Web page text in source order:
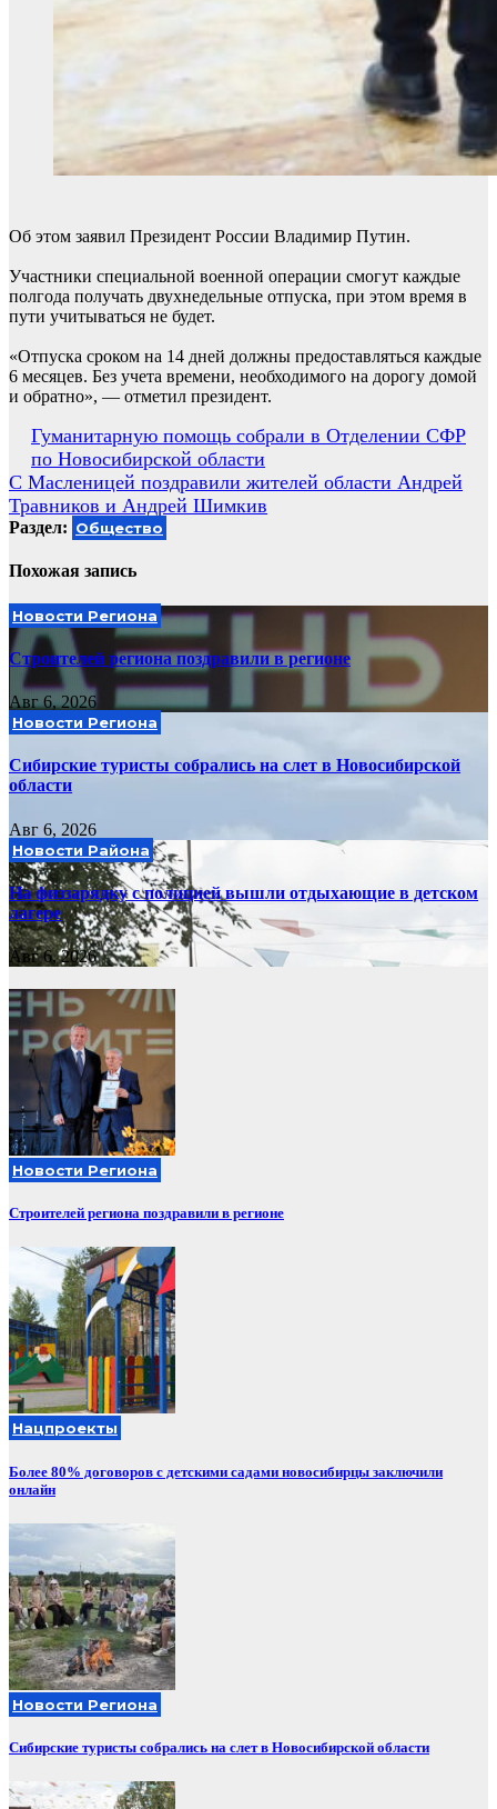
Об этом заявил Президент России Владимир Путин.
Участники специальной военной операции смогут каждые
полгода получать двухнедельные отпуска, при этом время в
пути учитываться не будет.
«Отпуска сроком на 14 дней должны предоставляться каждые
6 месяцев. Без учета времени, необходимого на дорогу домой
и обратно», — отметил президент.
Навигация
по
записям
Гуманитарную помощь собрали в Отделении СФР
по Новосибирской области
С Масленицей поздравили жителей области Андрей
Травников и Андрей Шимкив
Раздел: Общество
Похожая запись
Новости Региона
Строителей региона поздравили в регионе
Авг 6, 2026
Новости Региона
Сибирские туристы собрались на слет в Новосибирской
области
Авг 6, 2026
Новости Района
На физзарядку с полицией вышли отдыхающие в детском
лагере
Авг 6, 2026
Новости Региона
Строителей региона поздравили в регионе
Нацпроекты
Более 80% договоров с детскими садами новосибирцы заключили
онлайн
Новости Региона
Сибирские туристы собрались на слет в Новосибирской области